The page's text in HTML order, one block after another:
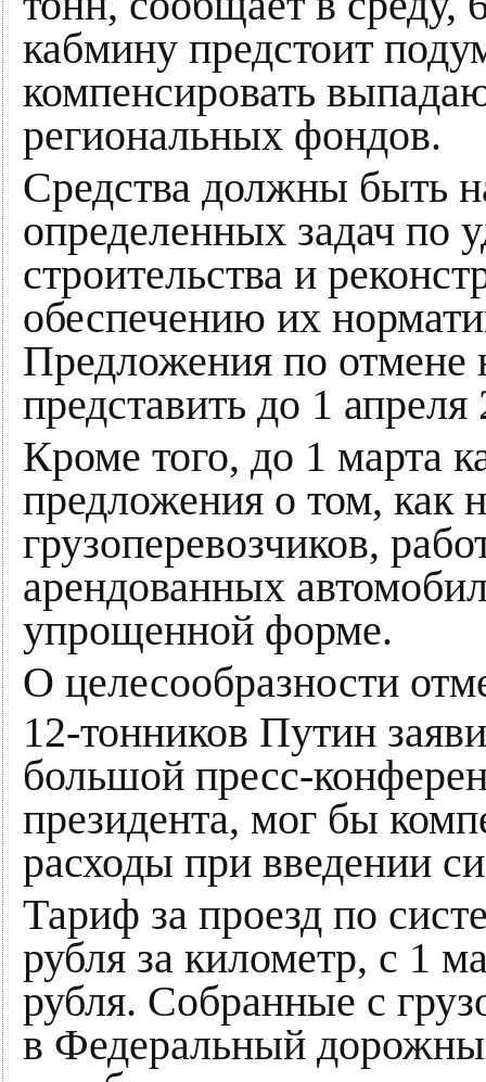
кабмину предстоит
компенсировать
региональных фондов.
Средства должны быть
определенных задач по
строительства и
обеспечению их
Предложения по отмене
представить до 1 апреля
Кроме того, до 1 марта
предложения о том, как
грузоперевозчиков,
арендованных
упрощенной форме.
О целесообразности
12-тонников Путин
большой пресс-
президента, мог бы
расходы при введении
Тариф за проезд по
рубля за километр, с 1
рубля. Собранные с
в Федеральный